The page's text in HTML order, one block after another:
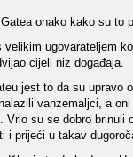
onako kako su to
ugovarateljem
cijeli niz događaja.
jest to da su
vanzemaljci, a
su se dobro
i prijeći u takav